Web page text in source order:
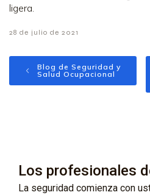
ligera.
28 de julio de 2021
Blog de Seguridad y
Salud Ocupacional
Los profesionales
La seguridad comienza con